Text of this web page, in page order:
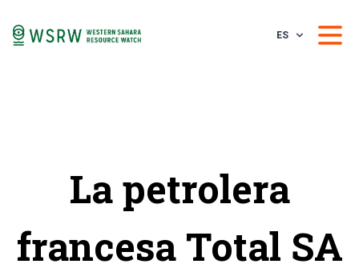
ES
La petrolera
francesa Total SA